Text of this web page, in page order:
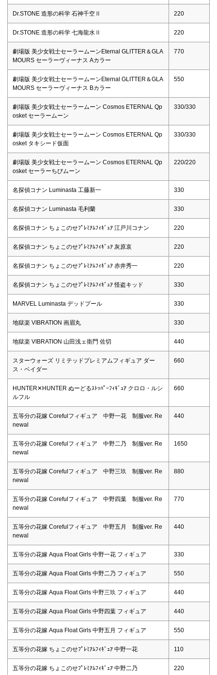
Dr.STONE 造形の科学 石神千空Ⅱ 220
Dr.STONE 造形の科学 七海龍水Ⅱ 220
劇場版 美少女戦士セーラームーンEternal GLITTER＆GLA
MOURS セーラーヴィーナス Aカラー
770
劇場版 美少女戦士セーラームーンEternal GLITTER＆GLA
MOURS セーラーヴィーナス Bカラー
550
劇場版 美少女戦士セーラームーン Cosmos ETERNAL Qp
osket セーラームーン
330/330
劇場版 美少女戦士セーラームーン Cosmos ETERNAL Qp
osket タキシード仮面
330/330
劇場版 美少女戦士セーラームーン Cosmos ETERNAL Qp
osket セーラーちびムーン
220/220
名探偵コナン Luminasta 工藤新一 330
名探偵コナン Luminasta 毛利蘭 330
名探偵コナン ちょこのせﾌﾟﾚﾐｱﾑﾌｨｷﾞｭｱ 江戸川コナン 220
名探偵コナン ちょこのせﾌﾟﾚﾐｱﾑﾌｨｷﾞｭｱ 灰原哀 220
名探偵コナン ちょこのせﾌﾟﾚﾐｱﾑﾌｨｷﾞｭｱ 赤井秀一 220
名探偵コナン ちょこのせﾌﾟﾚﾐｱﾑﾌｨｷﾞｭｱ 怪盗キッド 330
MARVEL Luminasta デッドプール 330
地獄楽 VIBRATION 画眉丸 330
地獄楽 VIBRATION 山田浅ェ衛門 佐切 440
スターウォーズ リミテッドプレミアムフィギュア ダー
ス・ベイダー
660
HUNTER✕HUNTER ぬーどるｽﾄｯﾊﾟｰﾌｨｷﾞｭｱ クロロ・ルシ
ルフル
660
五等分の花嫁 Corefulフィギュア 中野一花 制服ver. Re
newal
440
五等分の花嫁 Corefulフィギュア 中野二乃 制服ver. Re
newal
1650
五等分の花嫁 Corefulフィギュア 中野三玖 制服ver. Re
newal
880
五等分の花嫁 Corefulフィギュア 中野四葉 制服ver. Re
newal
770
五等分の花嫁 Corefulフィギュア 中野五月 制服ver. Re
newal
440
五等分の花嫁 Aqua Float Girls 中野一花 フィギュア 330
五等分の花嫁 Aqua Float Girls 中野二乃 フィギュア 550
五等分の花嫁 Aqua Float Girls 中野三玖 フィギュア 440
五等分の花嫁 Aqua Float Girls 中野四葉 フィギュア 440
五等分の花嫁 Aqua Float Girls 中野五月 フィギュア 550
五等分の花嫁 ちょこのせﾌﾟﾚﾐｱﾑﾌｨｷﾞｭｱ 中野一花 110
五等分の花嫁 ちょこのせﾌﾟﾚﾐｱﾑﾌｨｷﾞｭｱ 中野二乃 220